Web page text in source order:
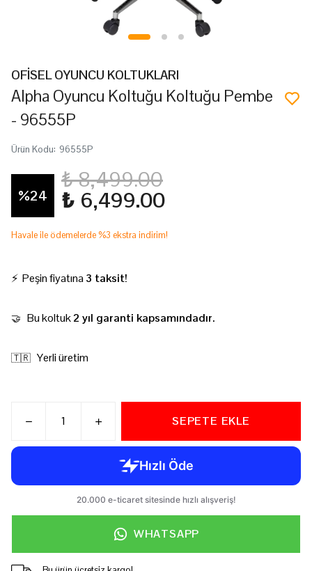
OFİSEL OYUNCU KOLTUKLARI
Alpha Oyuncu Koltuğu Koltuğu Pembe
- 96555P
Ürün Kodu: 96555P
%24
₺ 8,499.00
₺ 6,499.00
Havale ile ödemelerde %3 ekstra indirim!
⚡ Peşin fiyatına 3 taksit!
🤝 Bu koltuk2 yıl garanti kapsamındadır.
🇹🇷 Yerli üretim
SEPETE EKLE
WHATSAPP